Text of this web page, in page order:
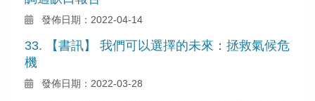
發佈日期：2022-04-14
33. 【書訊】 我們可以選擇的未來：拯救氣候危
機
發佈日期：2022-03-28